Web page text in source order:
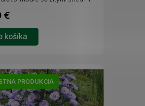
M
€
košíka
PRODUKCIA